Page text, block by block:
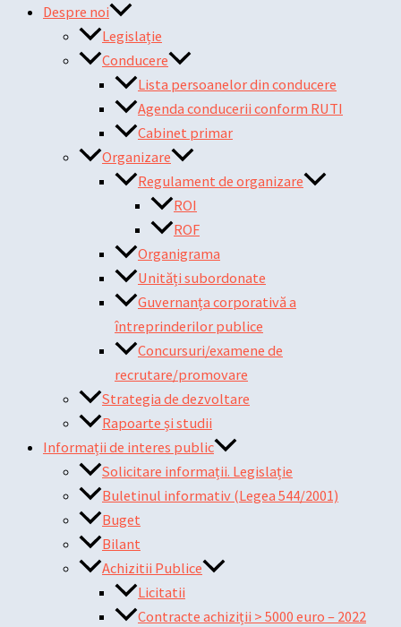
Despre noi
Legislație
Conducere
Lista persoanelor din conducere
Agenda conducerii conform RUTI
Cabinet primar
Organizare
Regulament de organizare
ROI
ROF
Organigrama
Unități subordonate
Guvernanța corporativă a
întreprinderilor publice
Concursuri/examene de
recrutare/promovare
Strategia de dezvoltare
Rapoarte și studii
Informații de interes public
Solicitare informații. Legislație
Buletinul informativ (Legea 544/2001)
Buget
Bilant
Achizitii Publice
Licitatii
Contracte achiziții > 5000 euro – 2022